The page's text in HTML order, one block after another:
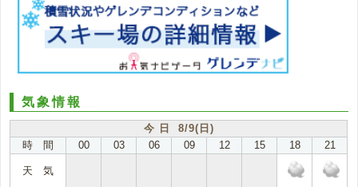
気象情報
今 日 8/9(日)
時 間
00 03 06 09 12 15 18 21
天 気